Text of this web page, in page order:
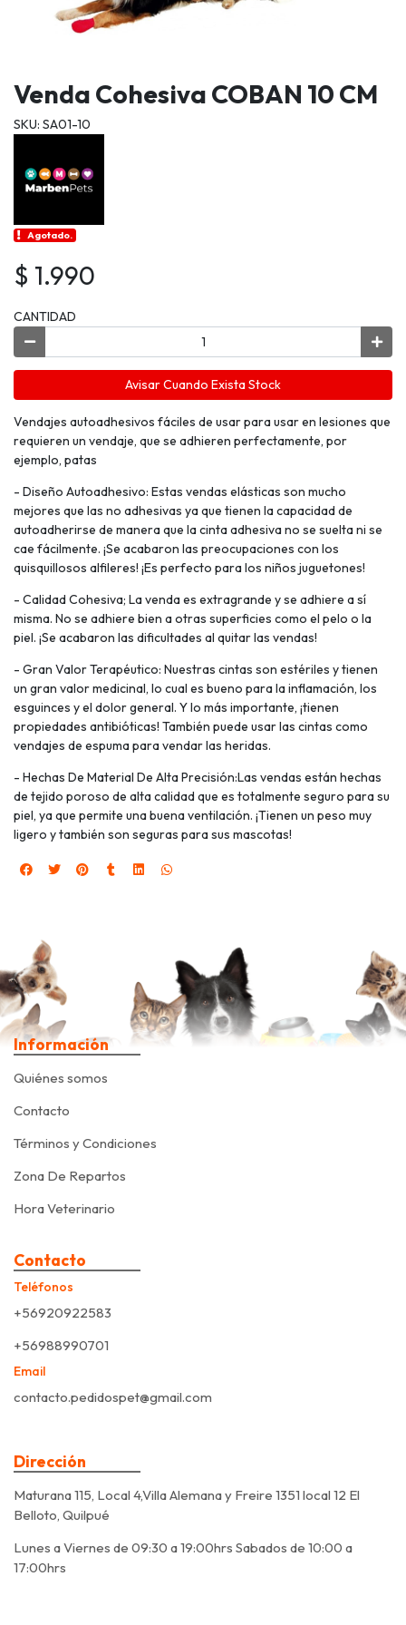
Venda Cohesiva COBAN 10 CM
SKU: SA01-10
Agotado.
$ 1.990
CANTIDAD
Avisar Cuando Exista Stock
Vendajes autoadhesivos fáciles de usar para usar en lesiones que
requieren un vendaje, que se adhieren perfectamente, por
ejemplo, patas
- Diseño Autoadhesivo: Estas vendas elásticas son mucho
mejores que las no adhesivas ya que tienen la capacidad de
autoadherirse de manera que la cinta adhesiva no se suelta ni se
cae fácilmente. ¡Se acabaron las preocupaciones con los
quisquillosos alfileres! ¡Es perfecto para los niños juguetones!
- Calidad Cohesiva; La venda es extragrande y se adhiere a sí
misma. No se adhiere bien a otras superficies como el pelo o la
piel. ¡Se acabaron las dificultades al quitar las vendas!
- Gran Valor Terapéutico: Nuestras cintas son estériles y tienen
un gran valor medicinal, lo cual es bueno para la inflamación, los
esguinces y el dolor general. Y lo más importante, ¡tienen
propiedades antibióticas! También puede usar las cintas como
vendajes de espuma para vendar las heridas.
- Hechas De Material De Alta Precisión:Las vendas están hechas
de tejido poroso de alta calidad que es totalmente seguro para su
piel, ya que permite una buena ventilación. ¡Tienen un peso muy
ligero y también son seguras para sus mascotas!
Información
Quiénes somos
Contacto
Términos y Condiciones
Zona De Repartos
Hora Veterinario
Contacto
Teléfonos
+56920922583
+56988990701
Email
contacto.pedidospet@gmail.com
Dirección
Maturana 115, Local 4,Villa Alemana y Freire 1351 local 12 El
Belloto, Quilpué
Lunes a Viernes de 09:30 a 19:00hrs Sabados de 10:00 a
17:00hrs